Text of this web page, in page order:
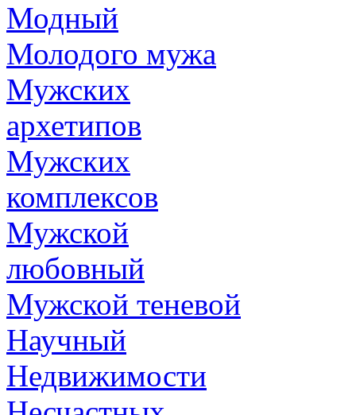
Модный
Молодого мужа
Мужских
архетипов
Мужских
комплексов
Мужской
любовный
Мужской теневой
Научный
Недвижимости